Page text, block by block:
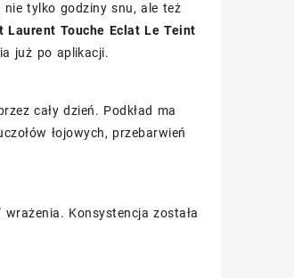
nie tylko godziny snu, ale też
Laurent Touche Eclat Le Teint
już po aplikacji.
cały dzień. Podkład ma
łojowych, przebarwień
Konsystencja została